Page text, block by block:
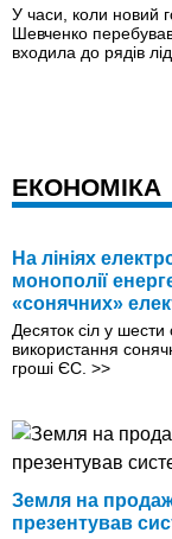
У часи, коли новий
Шевченко перебував
входила до рядiв
ЕКОНОМІКА
На лініях
монополії
«сонячних»
Десяток сіл у шести
використання
гроші ЄС. >>
Земля на
презентував